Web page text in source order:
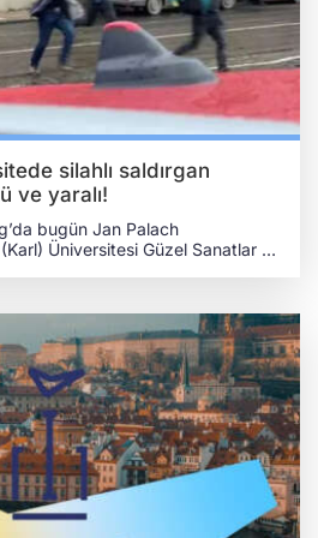
July 9, 2024
silahlı saldırgan
ve yaralı!
bugün Jan Palach
Üniversitesi Güzel Sanatlar ve
yaralının olduğu öne
binasından öğrencilerin üzerine
saldırı hakkında öğrencilere
bilgisini verdi. Olayda en az
yaralandı. Saldırgan ise
hale getirildi. Olayla ilgili
ve halkın saldırının ardından
PRAG
EDİYORUZ Türkiye'nin
olayın ardından Türk